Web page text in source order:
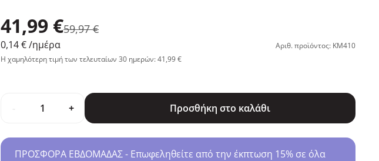
41,99 €59,97 €
0,14 €/ημέρα
Αριθ. προϊόντος: KM410
Η χαμηλότερη τιμή των τελευταίων 30 ημερών: 41,99 €
+ Προσθήκη στο καλάθι
ΠΡΟΣΦΟΡΑ ΕΒΔΟΜΑΔΑΣ - Επωφεληθείτε από την έκπτωση 15% σε όλα